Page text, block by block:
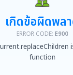
is not a
เกิดข้อผิดพล
ERROR CODE: E900
function